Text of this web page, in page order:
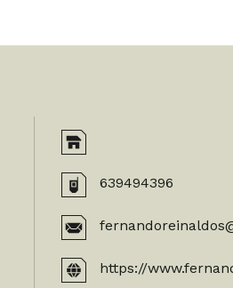
639494396
https://